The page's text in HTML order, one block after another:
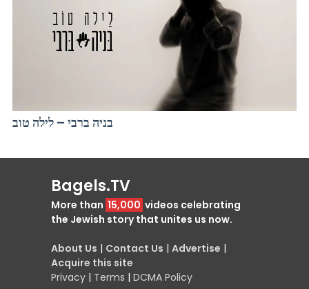
בניה ברבי – לילה טוב
Bagels.TV
More than 15,000 videos celebrating
the Jewish story that unites us now.
About Us | Contact Us | Advertise |
Acquire this site
Privacy | Terms | DCMA Policy